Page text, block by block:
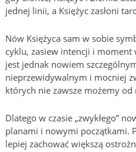
jednej linii, a Księżyc zasłoni
Nów Księżyca sam w sobie
cyklu, zasiew intencji i moment
jest jednak nowiem
nieprzewidywalnym i mocniej
których nie zawsze możemy od
Dlatego w czasie „zwykłego”
planami i nowymi początkami.
lepiej zachować większą